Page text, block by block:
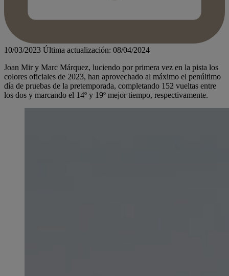
10/03/2023 Última actualización: 08/04/2024
Joan Mir y Marc Márquez, luciendo por primera vez en la pista los
colores oficiales de 2023, han aprovechado al máximo el penúltimo
día de pruebas de la pretemporada, completando 152 vueltas entre
los dos y marcando el 14º y 19º mejor tiempo, respectivamente.